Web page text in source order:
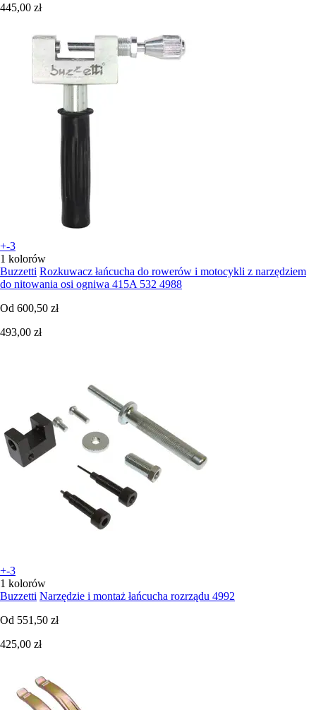
445,00 zł
+-3
1 kolorów
Buzzetti Rozkuwacz łańcucha do rowerów i motocykli z narzędziem
do nitowania osi ogniwa 415A 532 4988
Od 600,50 zł
493,00 zł
+-3
1 kolorów
Buzzetti Narzędzie i montaż łańcucha rozrządu 4992
Od 551,50 zł
425,00 zł